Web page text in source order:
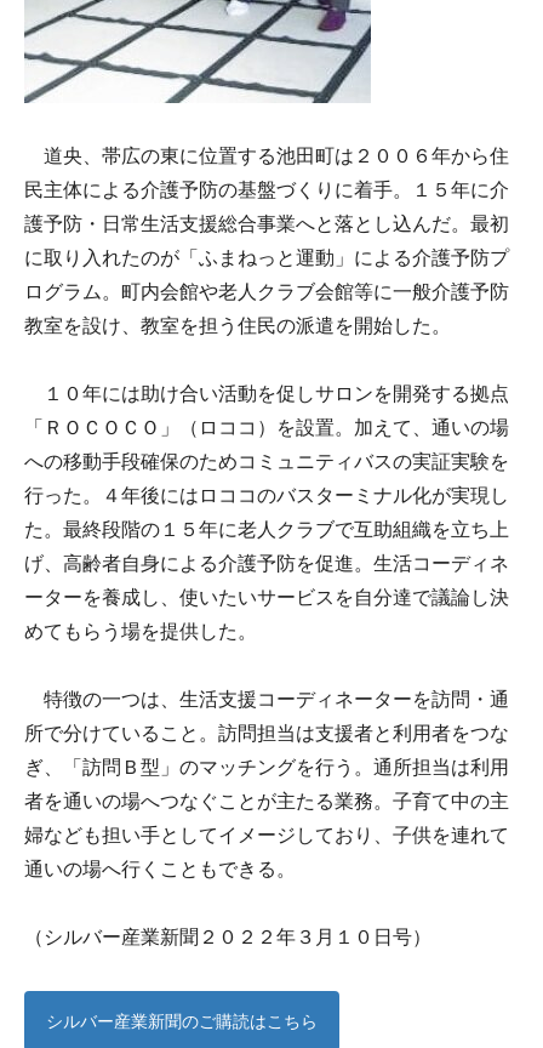
道央、帯広の東に位置する池田町は２００６年から住
民主体による介護予防の基盤づくりに着手。１５年に介
護予防・日常生活支援総合事業へと落とし込んだ。最初
に取り入れたのが「ふまねっと運動」による介護予防プ
ログラム。町内会館や老人クラブ会館等に一般介護予防
教室を設け、教室を担う住民の派遣を開始した。
１０年には助け合い活動を促しサロンを開発する拠点
「ＲＯＣＯＣＯ」（ロココ）を設置。加えて、通いの場
への移動手段確保のためコミュニティバスの実証実験を
行った。４年後にはロココのバスターミナル化が実現し
た。最終段階の１５年に老人クラブで互助組織を立ち上
げ、高齢者自身による介護予防を促進。生活コーディネ
ーターを養成し、使いたいサービスを自分達で議論し決
めてもらう場を提供した。
特徴の一つは、生活支援コーディネーターを訪問・通
所で分けていること。訪問担当は支援者と利用者をつな
ぎ、「訪問Ｂ型」のマッチングを行う。通所担当は利用
者を通いの場へつなぐことが主たる業務。子育て中の主
婦なども担い手としてイメージしており、子供を連れて
通いの場へ行くこともできる。
（シルバー産業新聞２０２２年３月１０日号）
シルバー産業新聞のご購読はこちら